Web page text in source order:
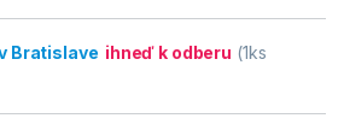
Bratislave ihneď k odberu (1ks